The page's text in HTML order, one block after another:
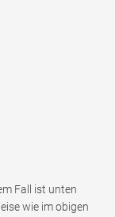
Fall ist unten
wie im obigen